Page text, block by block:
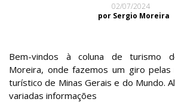
02/07/2024
por Sergio Moreira
Bem-vindos à coluna de turismo
Moreira, onde fazemos um giro
turístico de Minas Gerais e do Mundo.
variadas informações